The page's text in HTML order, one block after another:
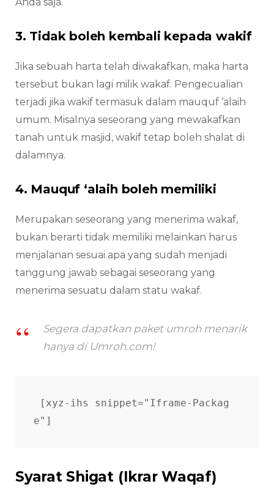
3. Tidak boleh kembali kepada wakif
Jika sebuah harta telah diwakafkan, maka harta
tersebut bukan lagi milik wakaf. Pengecualian
terjadi jika wakif termasuk dalam mauquf ‘alaih
umum. Misalnya seseorang yang mewakafkan
tanah untuk masjid, wakif tetap boleh shalat di
dalamnya.
4. Mauquf ‘alaih boleh memiliki
Merupakan seseorang yang menerima wakaf,
bukan berarti tidak memiliki melainkan harus
menjalanan sesuai apa yang sudah menjadi
tanggung jawab sebagai seseorang yang
menerima sesuatu dalam statu wakaf.
Segera dapatkan paket umroh menarik
hanya di Umroh.com!
[xyz-ihs snippet="Iframe-Packag
e"]
Syarat Shigat (Ikrar Waqaf)